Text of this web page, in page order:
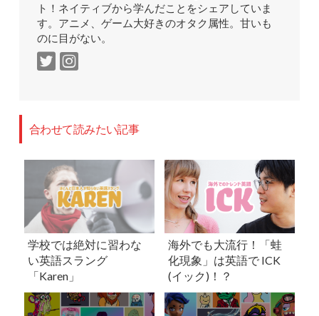
ト！ネイティブから学んだことをシェアしていま
す。アニメ、ゲーム大好きのオタク属性。甘いも
のに目がない。
合わせて読みたい記事
学校では絶対に習わな
い英語スラング
「Karen」
海外でも大流行！「蛙
化現象」は英語で ICK
(イック)！？